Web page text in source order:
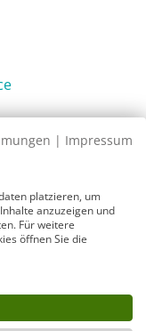
| Impressum
platzieren, um
anzuzeigen und
Für weitere
öffnen Sie die